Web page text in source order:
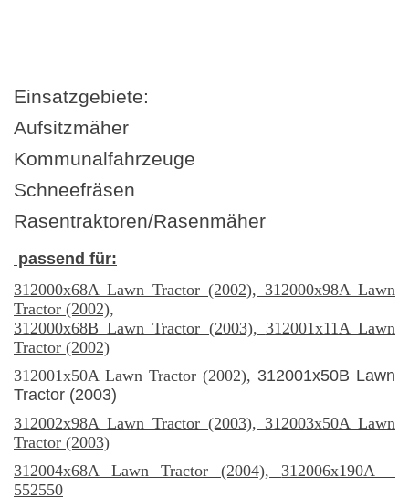
Einsatzgebiete:
Aufsitzmäher
Kommunalfahrzeuge
Schneefräsen
Rasentraktoren/Rasenmäher
passend für:
312000x68A Lawn Tractor (2002), 312000x98A Lawn
Tractor (2002),
312000x68B Lawn Tractor (2003), 312001x11A Lawn
Tractor (2002)
312001x50A Lawn Tractor (2002), 312001x50B Lawn
Tractor (2003)
312002x98A Lawn Tractor (2003), 312003x50A Lawn
Tractor (2003)
312004x68A Lawn Tractor (2004),312006x190A –
552550